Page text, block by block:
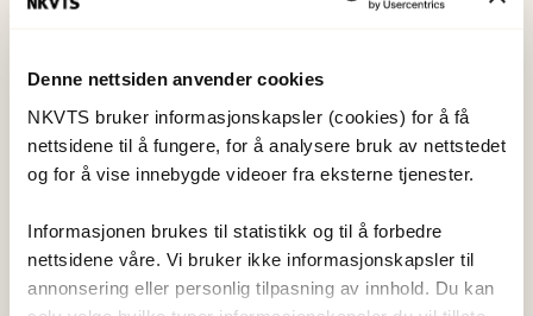
Denne nettsiden anvender cookies
NKVTS bruker informasjonskapsler (cookies) for å få
nettsidene til å fungere, for å analysere bruk av nettstedet
og for å vise innebygde videoer fra eksterne tjenester.
Informasjonen brukes til statistikk og til å forbedre
nettsidene våre. Vi bruker ikke informasjonskapsler til
annonsering eller personlig tilpasning av innhold. Du kan
Sist redigert:9. august 2026
NKVTS utvikler og sprer kunnskap og kompetanse
om vold og traumatisk stress. Formålet er å bidra